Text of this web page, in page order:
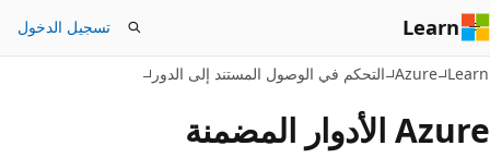
في الوصول المستند إلى الدور